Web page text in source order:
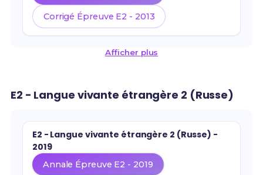
Corrigé Épreuve E2 - 2013
Afficher plus
E2 - Langue vivante étrangère 2 (Russe)
E2 - Langue vivante étrangère 2 (Russe) -
2019
Annale Épreuve E2 - 2019